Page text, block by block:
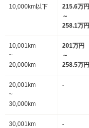
10,000km以下
215.6万円
～
258.1万円
10,001km
~
20,000km
201万円
～
258.5万円
20,001km
~
30,000km
-
30,001km
-